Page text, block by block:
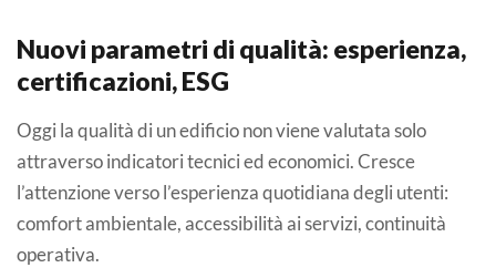
Nuovi parametri di qualità: esperienza,
certificazioni, ESG
Oggi la qualità di un edificio non viene valutata solo
attraverso indicatori tecnici ed economici. Cresce
l’attenzione verso l’esperienza quotidiana degli utenti:
comfort ambientale, accessibilità ai servizi, continuità
operativa.